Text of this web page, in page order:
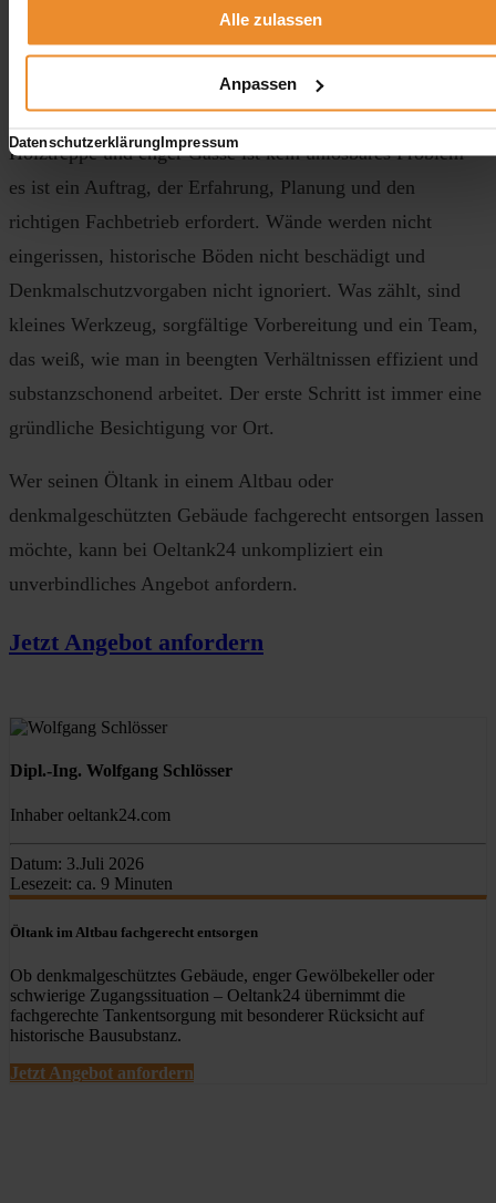
Alle zulassen
Anpassen
DatenschutzerklärungImpressum
Fazit
Ein Öltank in einem denkmalgeschützten Altbau mit steiler
Holztreppe und enger Gasse ist kein unlösbares Problem –
es ist ein Auftrag, der Erfahrung, Planung und den
richtigen Fachbetrieb erfordert. Wände werden nicht
eingerissen, historische Böden nicht beschädigt und
Denkmalschutzvorgaben nicht ignoriert. Was zählt, sind
kleines Werkzeug, sorgfältige Vorbereitung und ein Team,
das weiß, wie man in beengten Verhältnissen effizient und
substanzschonend arbeitet. Der erste Schritt ist immer eine
gründliche Besichtigung vor Ort.
Wer seinen Öltank in einem Altbau oder
denkmalgeschützten Gebäude fachgerecht entsorgen lassen
möchte, kann bei Oeltank24 unkompliziert ein
unverbindliches Angebot anfordern.
Jetzt Angebot anfordern
Dipl.-Ing. Wolfgang Schlösser
Inhaber oeltank24.com
Datum: 3.Juli 2026
Lesezeit: ca. 9 Minuten
Öltank im Altbau fachgerecht entsorgen
Ob denkmalgeschütztes Gebäude, enger Gewölbekeller oder
schwierige Zugangssituation – Oeltank24 übernimmt die
fachgerechte Tankentsorgung mit besonderer Rücksicht auf
historische Bausubstanz.
Jetzt Angebot anfordern